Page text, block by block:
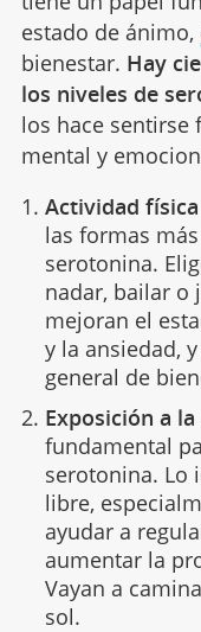
estado de ánimo,
bienestar. Hay
los niveles de
los hace sentirse
mental y
Actividad
las formas
serotonina.
nadar, bailar o
mejoran el
y la ansiedad,
general de
Exposición a
fundamental
serotonina. Lo
libre,
ayudar a
aumentar la
Vayan a
sol.